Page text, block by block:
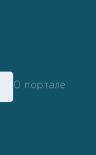
О портале